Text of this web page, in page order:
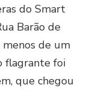
do Smart
Barão de
menos de um
flagrante foi
que chegou